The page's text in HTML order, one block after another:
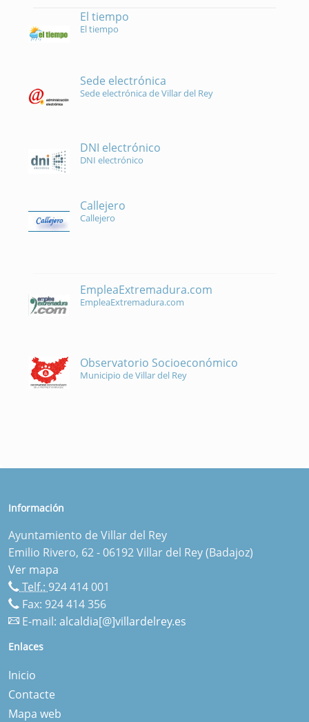
El tiempo
El tiempo
Sede electrónica
Sede electrónica de Villar del Rey
DNI electrónico
DNI electrónico
Callejero
Callejero
EmpleaExtremadura.com
EmpleaExtremadura.com
Observatorio Socioeconómico
Municipio de Villar del Rey
Información
Ayuntamiento de Villar del Rey
Emilio Rivero, 62 - 06192 Villar del Rey (Badajoz)
Ver mapa
Telf.: 924 414 001
Fax: 924 414 356
E-mail: alcaldia[@]villardelrey.es
Enlaces
Inicio
Contacte
Mapa web